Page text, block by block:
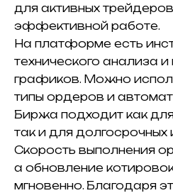
для активных
эффективной работе.
На платформе есть
технического анализа
графиков. Можно
типы ордеров и
Биржа подходит как
так и для долгосрочных
Скорость выполнения
а обновление
мгновенно. Благодаря